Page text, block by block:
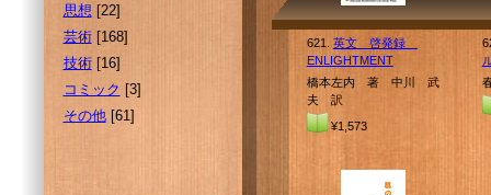
思想 [22]
芸術[168]
技術[16]
コミック [3]
その他[61]
621. 英文 啓発録
ENLIGHTMENT
橋本左内 著 中川 武
夫 訳
¥1,573